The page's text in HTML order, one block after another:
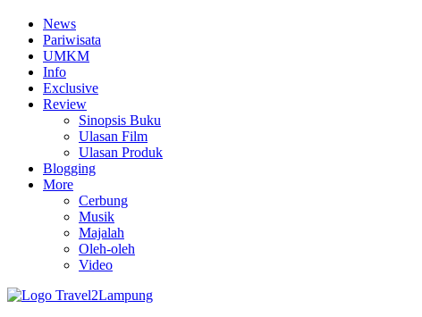
News
Pariwisata
UMKM
Info
Exclusive
Review
Sinopsis Buku
Ulasan Film
Ulasan Produk
Blogging
More
Cerbung
Musik
Majalah
Oleh-oleh
Video